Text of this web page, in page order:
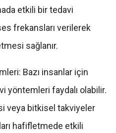
etkili bir tedavi
frekansları verilerek
sağlanır.
Bazı insanlar için
yöntemleri faydalı olabilir.
veya bitkisel takviyeler
hafifletmede etkili